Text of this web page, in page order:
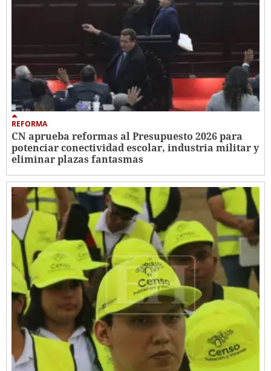
REFORMA
CN aprueba reformas al Presupuesto 2026 para
potenciar conectividad escolar, industria militar y
eliminar plazas fantasmas